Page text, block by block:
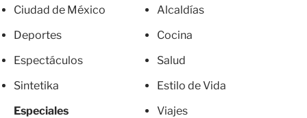
Ciudad de México
Deportes
Espectáculos
Sintetika
Especiales
Alcaldías
Cocina
Salud
Estilo de Vida
Viajes